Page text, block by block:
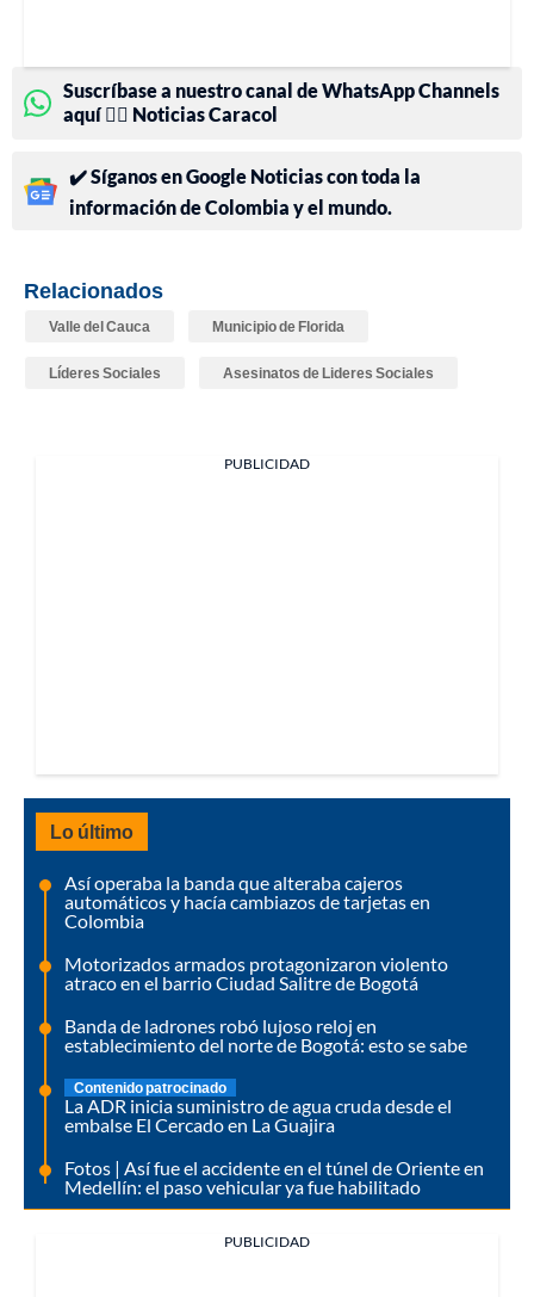
Suscríbase a nuestro canal de WhatsApp Channels
aquí 👉🏻 Noticias Caracol
✔️ Síganos en Google Noticias con toda la
información de Colombia y el mundo.
Relacionados
Valle del Cauca Municipio de Florida
Líderes Sociales Asesinatos de Lideres Sociales
PUBLICIDAD
Lo último
Así operaba la banda que alteraba cajeros
automáticos y hacía cambiazos de tarjetas en
Colombia
Motorizados armados protagonizaron violento
atraco en el barrio Ciudad Salitre de Bogotá
Banda de ladrones robó lujoso reloj en
establecimiento del norte de Bogotá: esto se sabe
Contenido patrocinado
La ADR inicia suministro de agua cruda desde el
embalse El Cercado en La Guajira
Fotos | Así fue el accidente en el túnel de Oriente en
Medellín: el paso vehicular ya fue habilitado
PUBLICIDAD